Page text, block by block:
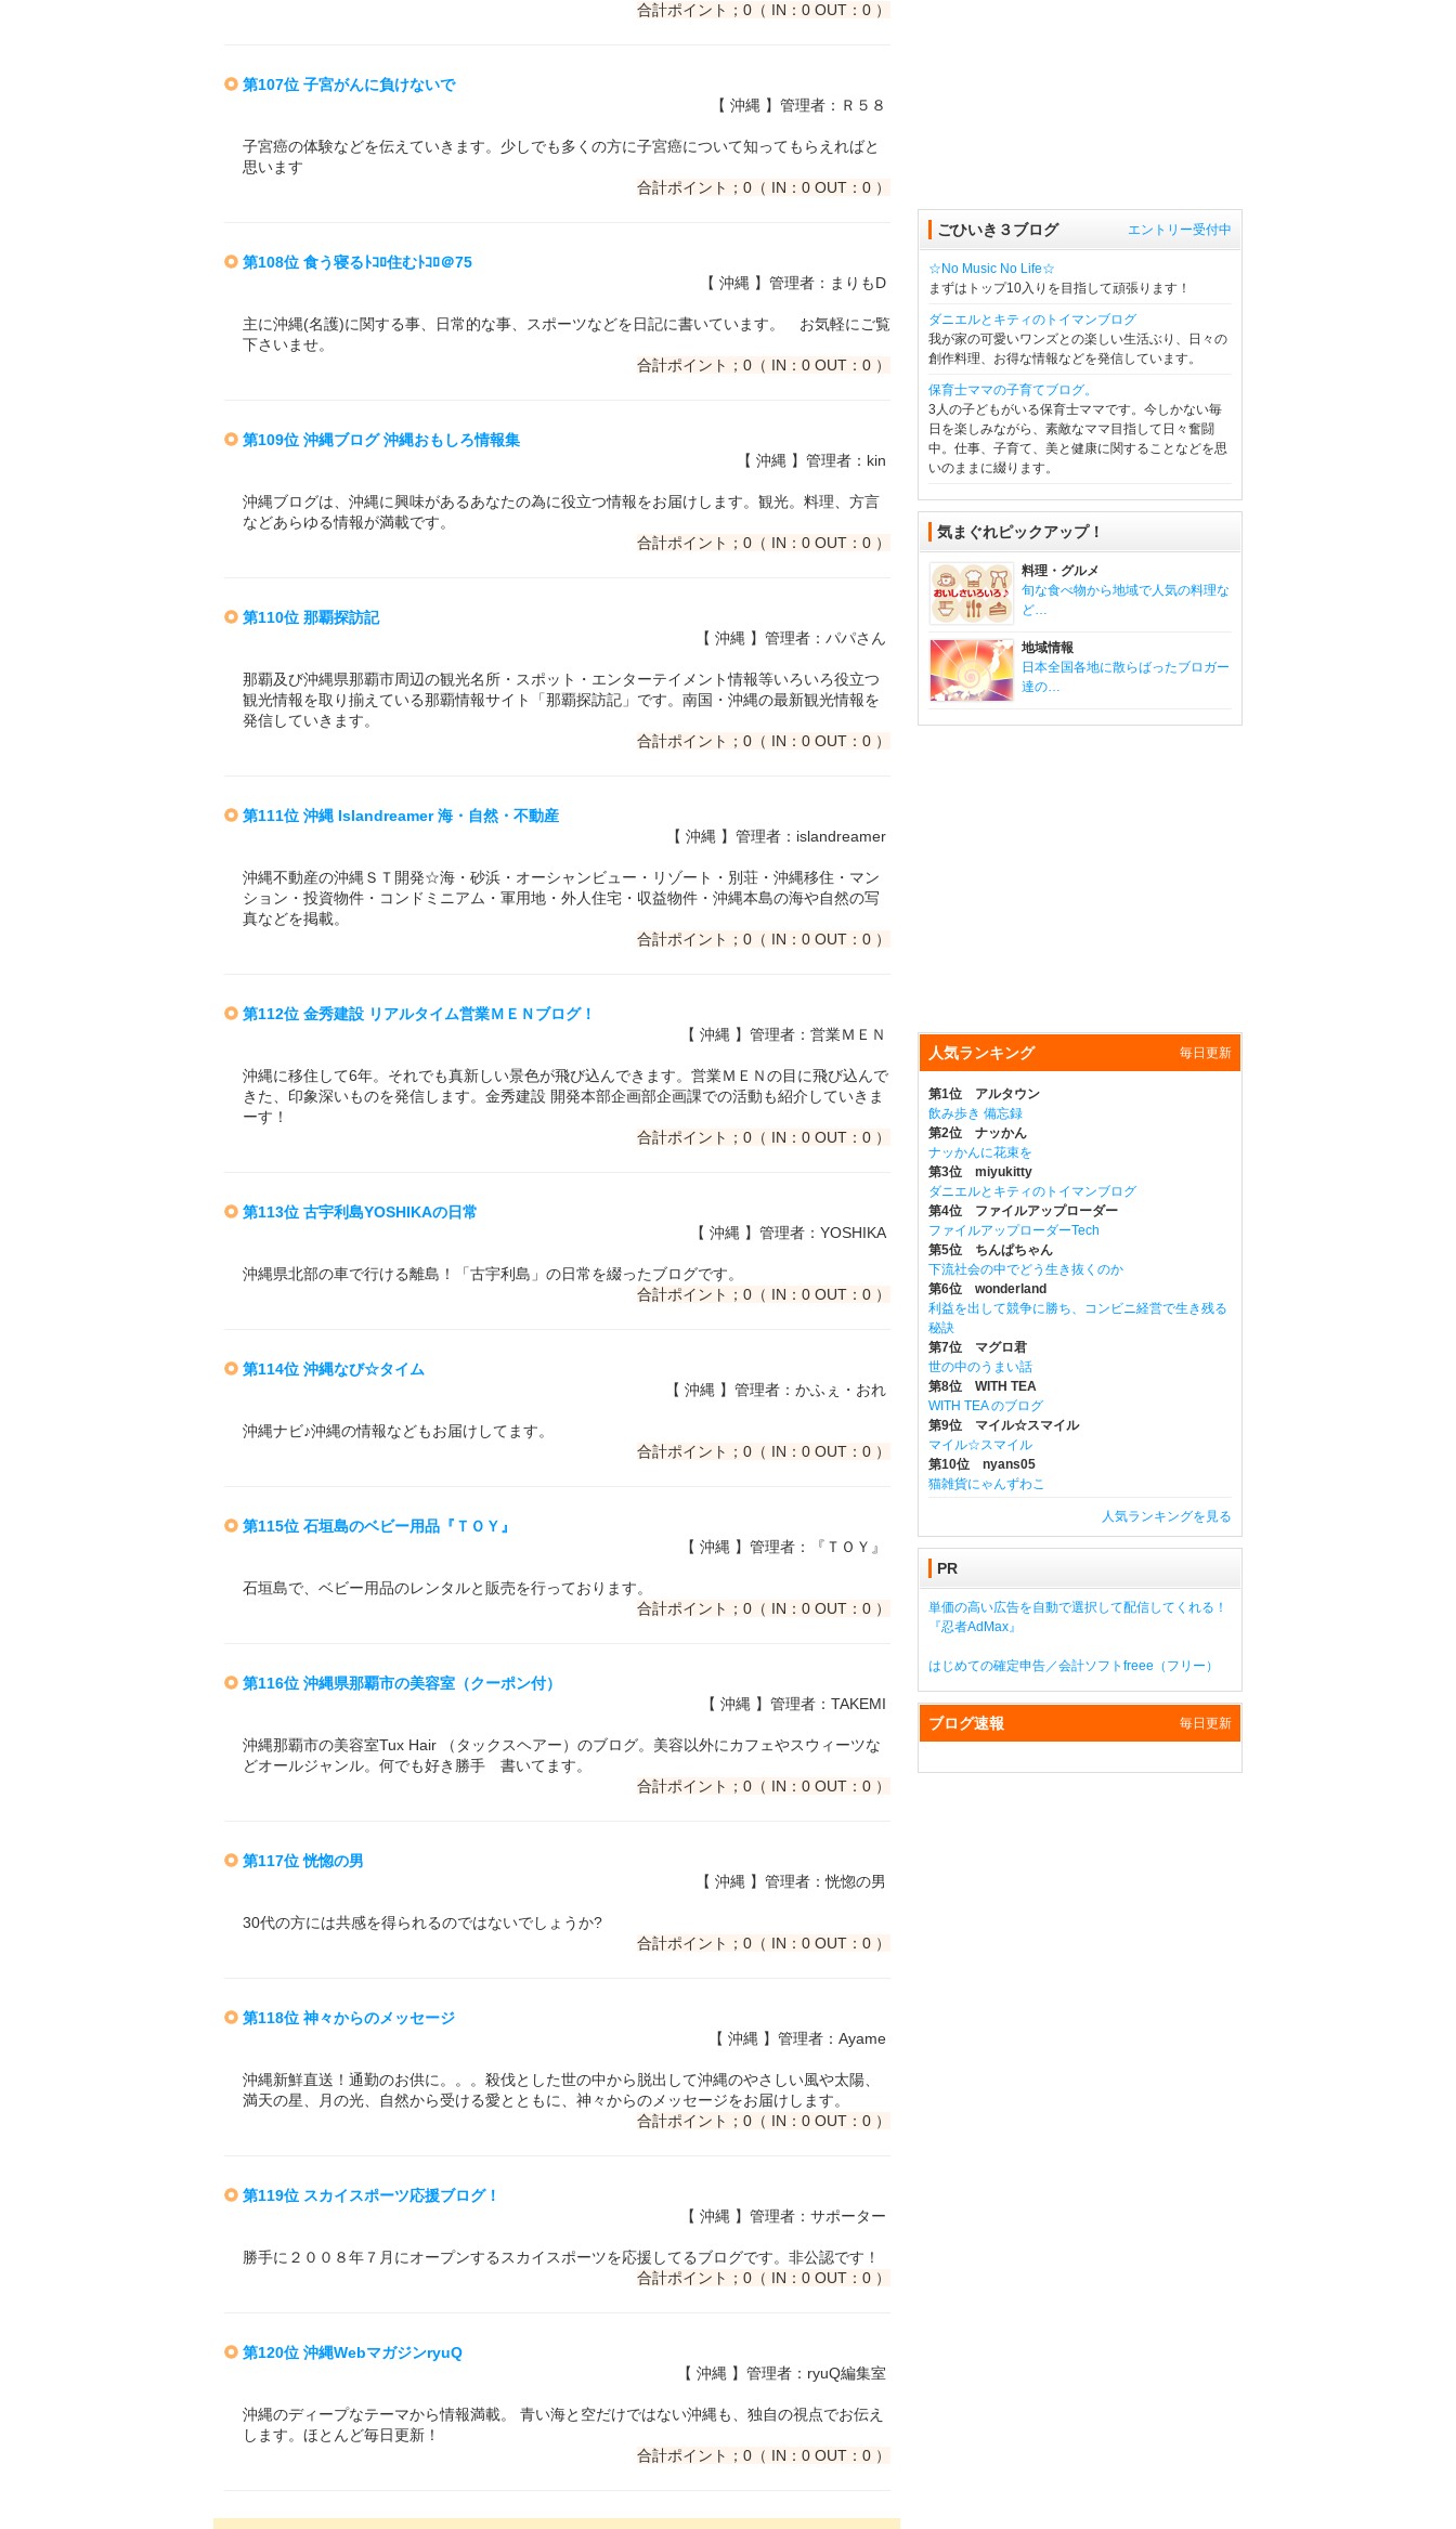
合計ポイント；0（ IN：0 OUT：0 ）
第107位 子宮がんに負けないで
【 沖縄 】管理者：Ｒ５８
子宮癌の体験などを伝えていきます。少しでも多くの方に子宮癌について知ってもらえればと
思います
合計ポイント；0（ IN：0 OUT：0 ）
第108位 食う寝るﾄｺﾛ住むﾄｺﾛ＠75
【 沖縄 】管理者：まりもD
主に沖縄(名護)に関する事、日常的な事、スポーツなどを日記に書いています。 お気軽にご覧
下さいませ。
合計ポイント；0（ IN：0 OUT：0 ）
第109位 沖縄ブログ 沖縄おもしろ情報集
【 沖縄 】管理者：kin
沖縄ブログは、沖縄に興味があるあなたの為に役立つ情報をお届けします。観光。料理、方言
などあらゆる情報が満載です。
合計ポイント；0（ IN：0 OUT：0 ）
第110位 那覇探訪記
【 沖縄 】管理者：パパさん
那覇及び沖縄県那覇市周辺の観光名所・スポット・エンターテイメント情報等いろいろ役立つ
観光情報を取り揃えている那覇情報サイト「那覇探訪記」です。南国・沖縄の最新観光情報を
発信していきます。
合計ポイント；0（ IN：0 OUT：0 ）
第111位 沖縄 Islandreamer 海・自然・不動産
【 沖縄 】管理者：islandreamer
沖縄不動産の沖縄ＳＴ開発☆海・砂浜・オーシャンビュー・リゾート・別荘・沖縄移住・マン
ション・投資物件・コンドミニアム・軍用地・外人住宅・収益物件・沖縄本島の海や自然の写
真などを掲載。
合計ポイント；0（ IN：0 OUT：0 ）
第112位 金秀建設 リアルタイム営業ＭＥＮブログ！
【 沖縄 】管理者：営業ＭＥＮ
沖縄に移住して6年。それでも真新しい景色が飛び込んできます。営業ＭＥＮの目に飛び込んで
きた、印象深いものを発信します。金秀建設 開発本部企画部企画課での活動も紹介していきま
ーす！
合計ポイント；0（ IN：0 OUT：0 ）
第113位 古宇利島YOSHIKAの日常
【 沖縄 】管理者：YOSHIKA
沖縄県北部の車で行ける離島！「古宇利島」の日常を綴ったブログです。
合計ポイント；0（ IN：0 OUT：0 ）
第114位 沖縄なび☆タイム
【 沖縄 】管理者：かふぇ・おれ
沖縄ナビ♪沖縄の情報などもお届けしてます。
合計ポイント；0（ IN：0 OUT：0 ）
第115位 石垣島のベビー用品『ＴＯＹ』
【 沖縄 】管理者：『ＴＯＹ』
石垣島で、ベビー用品のレンタルと販売を行っております。
合計ポイント；0（ IN：0 OUT：0 ）
第116位 沖縄県那覇市の美容室（クーポン付）
【 沖縄 】管理者：TAKEMI
沖縄那覇市の美容室Tux Hair （タックスヘアー）のブログ。美容以外にカフェやスウィーツな
どオールジャンル。何でも好き勝手 書いてます。
合計ポイント；0（ IN：0 OUT：0 ）
第117位 恍惚の男
【 沖縄 】管理者：恍惚の男
30代の方には共感を得られるのではないでしょうか?
合計ポイント；0（ IN：0 OUT：0 ）
第118位 神々からのメッセージ
【 沖縄 】管理者：Ayame
沖縄新鮮直送！通勤のお供に。。。殺伐とした世の中から脱出して沖縄のやさしい風や太陽、
満天の星、月の光、自然から受ける愛とともに、神々からのメッセージをお届けします。
合計ポイント；0（ IN：0 OUT：0 ）
第119位 スカイスポーツ応援ブログ！
【 沖縄 】管理者：サポーター
勝手に２００８年７月にオープンするスカイスポーツを応援してるブログです。非公認です！
合計ポイント；0（ IN：0 OUT：0 ）
第120位 沖縄WebマガジンryuQ
【 沖縄 】管理者：ryuQ編集室
沖縄のディープなテーマから情報満載。 青い海と空だけではない沖縄も、独自の視点でお伝え
します。ほとんど毎日更新！
合計ポイント；0（ IN：0 OUT：0 ）
エントリー受付中
ごひいき３ブログ
☆No Music No Life☆
まずはトップ10入りを目指して頑張ります！
ダニエルとキティのトイマンブログ
我が家の可愛いワンズとの楽しい生活ぶり、日々の
創作料理、お得な情報などを発信しています。
保育士ママの子育てブログ。
3人の子どもがいる保育士ママです。今しかない毎
日を楽しみながら、素敵なママ目指して日々奮闘
中。仕事、子育て、美と健康に関することなどを思
いのままに綴ります。
気まぐれピックアップ！
料理・グルメ
旬な食べ物から地域で人気の料理な
ど…
地域情報
日本全国各地に散らばったブロガー
達の…
毎日更新
人気ランキング
第1位 アルタウン
飲み歩き 備忘録
第2位 ナッかん
ナッかんに花束を
第3位 miyukitty
ダニエルとキティのトイマンブログ
第4位 ファイルアップローダー
ファイルアップローダーTech
第5位 ちんぱちゃん
下流社会の中でどう生き抜くのか
第6位 wonderland
利益を出して競争に勝ち、コンビニ経営で生き残る
秘訣
第7位 マグロ君
世の中のうまい話
第8位 WITH TEA
WITH TEA のブログ
第9位 マイル☆スマイル
マイル☆スマイル
第10位 nyans05
猫雑貨にゃんずわこ
人気ランキングを見る
PR
単価の高い広告を自動で選択して配信してくれる！
『忍者AdMax』
はじめての確定申告／会計ソフトfreee（フリー）
毎日更新
ブログ速報